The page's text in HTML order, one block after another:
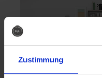
Zustimmung